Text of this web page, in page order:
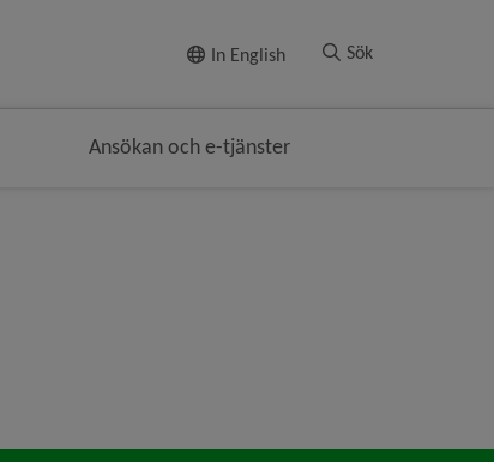
In English Sök
Ansökan och e-tjänster